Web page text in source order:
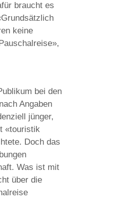
braucht es
keine
bei den
Angaben
jünger,
«touristik
Doch das
Was ist mit
über die